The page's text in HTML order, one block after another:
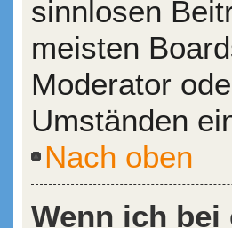
sinnlosen
meisten
Moderator
Umständen
Nach oben
Wenn ich bei